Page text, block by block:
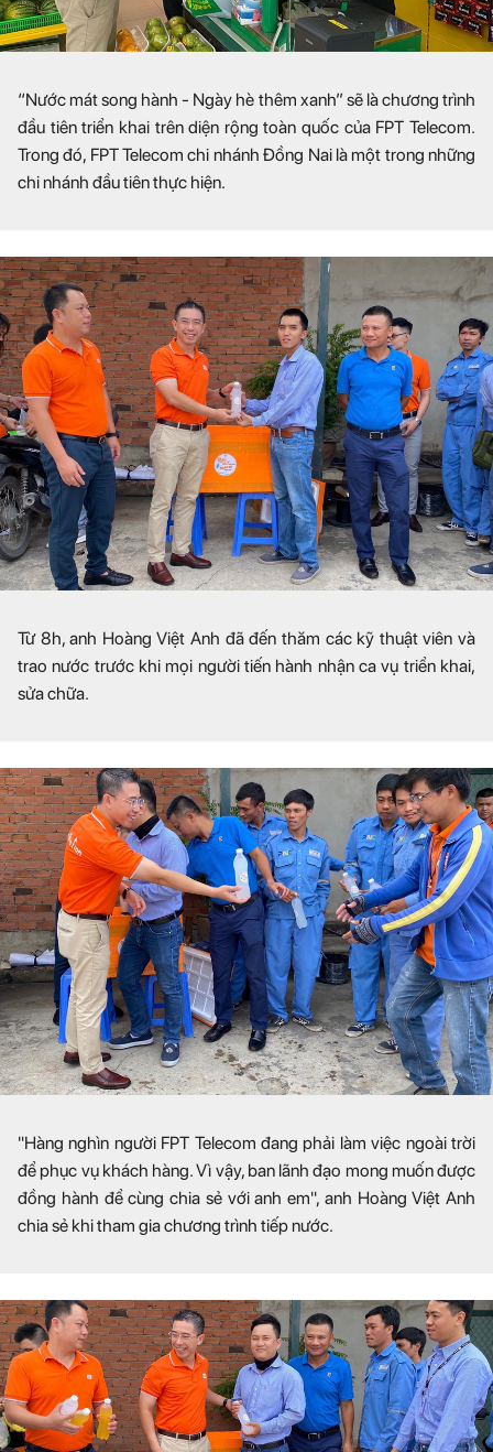
“Nước mát song hành - Ngày hè thêm xanh” sẽ là chương trình
đầu tiên triển khai trên diện rộng toàn quốc của FPT Telecom.
Trong đó, FPT Telecom chi nhánh Đồng Nai là một trong những
chi nhánh đầu tiên thực hiện.
Từ 8h, anh Hoàng Việt Anh đã đến thăm các kỹ thuật viên và
trao nước trước khi mọi người tiến hành nhận ca vụ triển khai,
sửa chữa.
"Hàng nghìn người FPT Telecom đang phải làm việc ngoài trời
để phục vụ khách hàng. Vì vậy, ban lãnh đạo mong muốn được
đồng hành để cùng chia sẻ với anh em", anh Hoàng Việt Anh
chia sẻ khi tham gia chương trình tiếp nước.